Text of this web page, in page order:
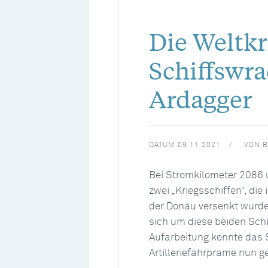
Die
Ardagger
DATUM 09.11.2021 VON
Bei Stromkilometer 2086
zwei „Kriegsschiffen“,
der Donau versenkt
sich um diese beiden
Aufarbeitung konnte das
Artilleriefährprame nun